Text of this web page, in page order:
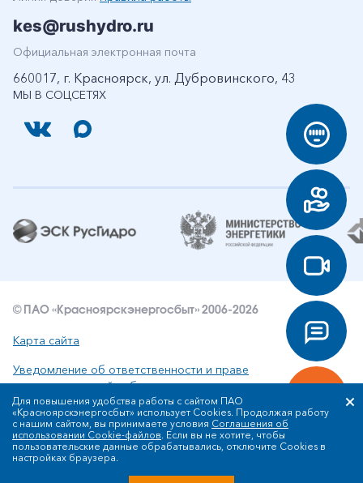
МЫ В СОЦСЕТЯХ
kes@rushydro.ru
Официальная электронная почта
660017, г. Красноярск, ул. Дубровинского, 43
© ПАО «Красноярскэнергосбыт» 2006-2026
Карта сайта
Уведомление об ответственности и праве
интеллектуальной собственности
Политика ПАО «Красноярскэнергосбыт» в отношении
обработки персональных данных
Для повышения удобства работы с сайтом ПАО
«Красноярскэнергосбыт» использует Cookies. Продолжая работу
с нашим сайтом, вы принимаете условия Соглашения об
использовании Cookie-файлов. Если вы не хотите, чтобы
пользовательские данные обрабатывались, отключите Cookies в
настройках браузера.